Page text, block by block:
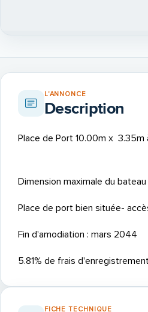
L'ANNONCE
Description
Place de Port 10.00m x 3.35m
Dimension maximale du
Place de port bien située-
Fin d'amodiation : mars 2044
5.81% de frais
FICHE TECHNIQUE